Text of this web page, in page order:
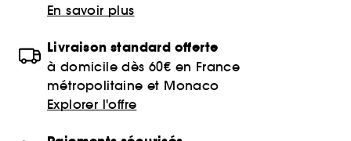
En savoir plus
Livraison standard offerte
à domicile dès 60€ en France
métropolitaine et Monaco
Explorer l'offre